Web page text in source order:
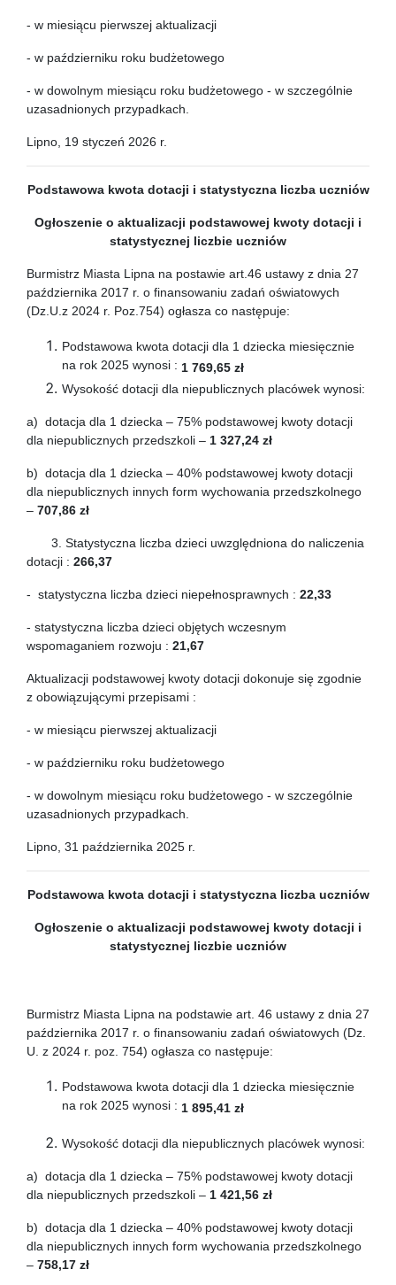
- w miesiącu pierwszej aktualizacji
- w październiku roku budżetowego
- w dowolnym miesiącu roku budżetowego - w szczególnie
uzasadnionych przypadkach.
Lipno, 19 styczeń 2026 r.
Podstawowa kwota dotacji i statystyczna liczba uczniów
Ogłoszenie o aktualizacji podstawowej kwoty dotacji i
statystycznej liczbie uczniów
Burmistrz Miasta Lipna na postawie art.46 ustawy z dnia 27
października 2017 r. o finansowaniu zadań oświatowych
(Dz.U.z 2024 r. Poz.754) ogłasza co następuje:
Podstawowa kwota dotacji dla 1 dziecka miesięcznie
na rok 2025 wynosi : 1 769,65 zł
Wysokość dotacji dla niepublicznych placówek wynosi:
a) dotacja dla 1 dziecka – 75% podstawowej kwoty dotacji
dla niepublicznych przedszkoli – 1 327,24 zł
b) dotacja dla 1 dziecka – 40% podstawowej kwoty dotacji
dla niepublicznych innych form wychowania przedszkolnego
– 707,86 zł
3. Statystyczna liczba dzieci uwzględniona do naliczenia
dotacji : 266,37
- statystyczna liczba dzieci niepełnosprawnych : 22,33
- statystyczna liczba dzieci objętych wczesnym
wspomaganiem rozwoju : 21,67
Aktualizacji podstawowej kwoty dotacji dokonuje się zgodnie
z obowiązującymi przepisami :
- w miesiącu pierwszej aktualizacji
- w październiku roku budżetowego
- w dowolnym miesiącu roku budżetowego - w szczególnie
uzasadnionych przypadkach.
Lipno, 31 października 2025 r.
Podstawowa kwota dotacji i statystyczna liczba uczniów
Ogłoszenie o aktualizacji podstawowej kwoty dotacji i
statystycznej liczbie uczniów
Burmistrz Miasta Lipna na podstawie art. 46 ustawy z dnia 27
października 2017 r. o finansowaniu zadań oświatowych (Dz.
U. z 2024 r. poz. 754) ogłasza co następuje:
Podstawowa kwota dotacji dla 1 dziecka miesięcznie
na rok 2025 wynosi : 1 895,41 zł
Wysokość dotacji dla niepublicznych placówek wynosi:
a) dotacja dla 1 dziecka – 75% podstawowej kwoty dotacji
dla niepublicznych przedszkoli – 1 421,56 zł
b) dotacja dla 1 dziecka – 40% podstawowej kwoty dotacji
dla niepublicznych innych form wychowania przedszkolnego
– 758,17 zł